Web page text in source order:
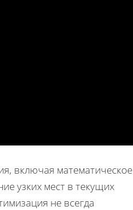
включая математическое
узких мест в текущих
не всегда